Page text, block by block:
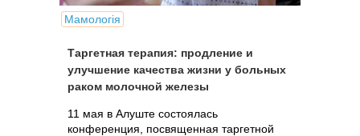
Мамологія
Таргетная терапия: продление и
улучшение качества жизни у больных
раком молочной железы
11 мая в Алуште состоялась
конференция, посвященная таргетной